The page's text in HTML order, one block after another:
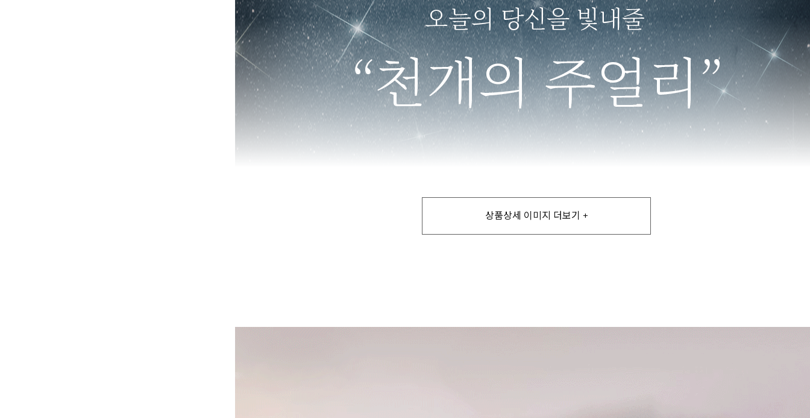
상품상세 이미지 더보기 +